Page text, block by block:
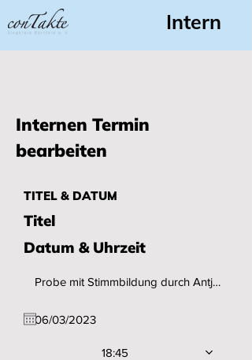
Intern
Internen Termin
bearbeiten
TITEL & DATUM
Titel
Datum & Uhrzeit
18:45